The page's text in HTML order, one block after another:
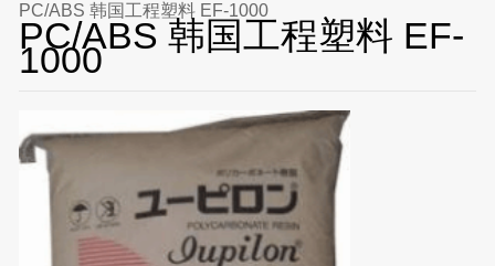
PC/ABS 韩国工程塑料 EF-1000
PC/ABS 韩国工程塑料 EF-
1000